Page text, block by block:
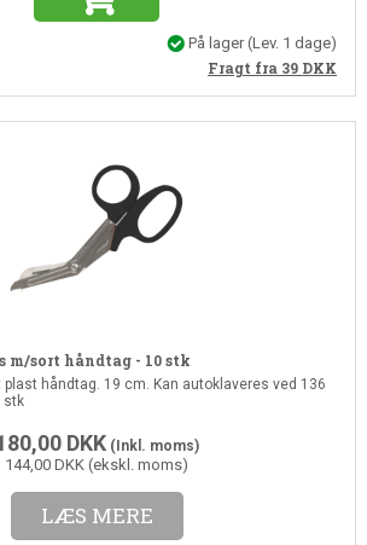
På lager(Lev. 1 dage)
Fragt fra 39 DKK
m/sort håndtag - 10 stk
plast håndtag. 19 cm. Kan autoklaveres ved 136
stk
DKK(Inkl. moms)
144,00 DKK (ekskl. moms)
LÆS MERE